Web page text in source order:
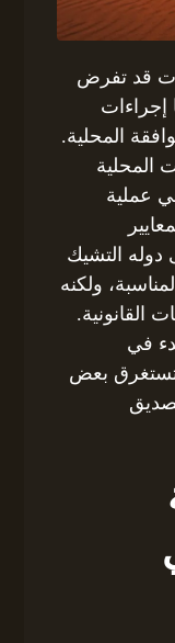
قد تفرض
إجراءات
المحلية.
المحلية
عملية
دوله التشيك
ولكنه
القانونية.
في
تستغرق بعض